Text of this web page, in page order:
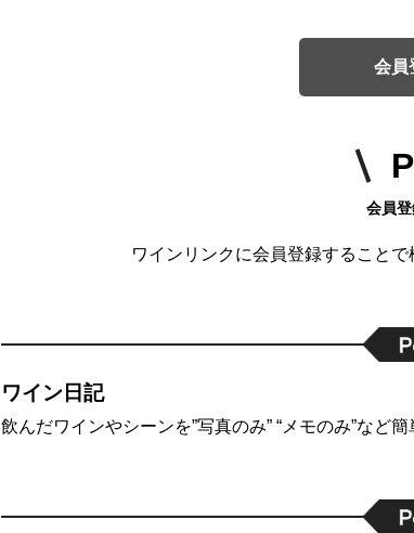
会員
会員
ワインリンクに会員登録することで
ワイン日記
飲んだワインやシーンを”写真のみ” “メモのみ”など